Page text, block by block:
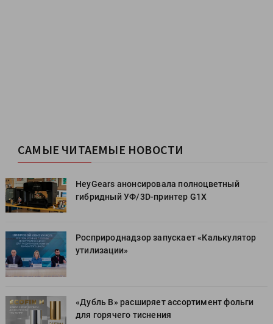
САМЫЕ ЧИТАЕМЫЕ НОВОСТИ
HeyGears анонсировала полноцветный
гибридный УФ/3D-принтер G1X
Росприроднадзор запускает «Калькулятор
утилизации»
«Дубль В» расширяет ассортимент фольги
для горячего тиснения